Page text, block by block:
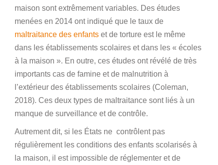
maison sont extrêmement variables. Des études
menées en 2014 ont indiqué que le taux de
maltraitance des enfants et de torture est le même
dans les établissements scolaires et dans les « écoles
à la maison ». En outre, ces études ont révélé de très
importants cas de famine et de malnutrition à
l’extérieur des établissements scolaires (Coleman,
2018). Ces deux types de maltraitance sont liés à un
manque de surveillance et de contrôle.
Autrement dit, si les États ne contrôlent pas
régulièrement les conditions des enfants scolarisés à
la maison, il est impossible de réglementer et de